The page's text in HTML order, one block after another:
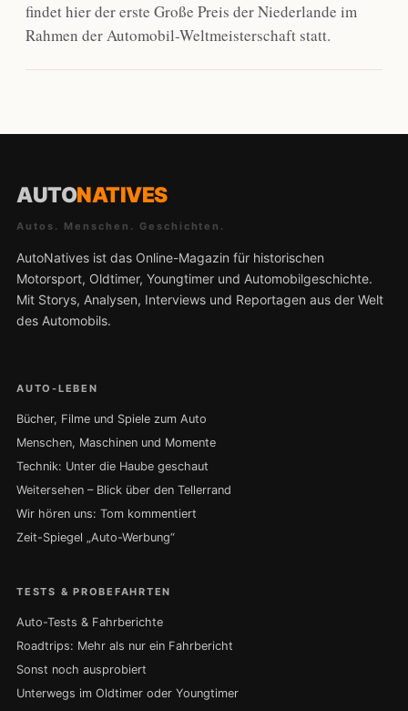
findet hier der erste Große Preis der Niederlande im
Rahmen der Automobil-Weltmeisterschaft statt.
AUTONATIVES
Autos. Menschen. Geschichten.
AutoNatives ist das Online-Magazin für historischen
Motorsport, Oldtimer, Youngtimer und Automobilgeschichte.
Mit Storys, Analysen, Interviews und Reportagen aus der Welt
des Automobils.
AUTO-LEBEN
Bücher, Filme und Spiele zum Auto
Menschen, Maschinen und Momente
Technik: Unter die Haube geschaut
Weitersehen – Blick über den Tellerrand
Wir hören uns: Tom kommentiert
Zeit-Spiegel „Auto-Werbung“
TESTS & PROBEFAHRTEN
Auto-Tests & Fahrberichte
Roadtrips: Mehr als nur ein Fahrbericht
Sonst noch ausprobiert
Unterwegs im Oldtimer oder Youngtimer